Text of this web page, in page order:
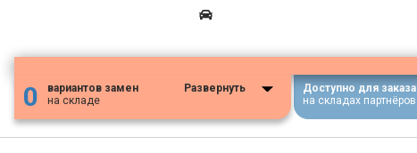
0
вариантов замен
на складе
Развернуть
Доступно для заказа
на складах партнёров